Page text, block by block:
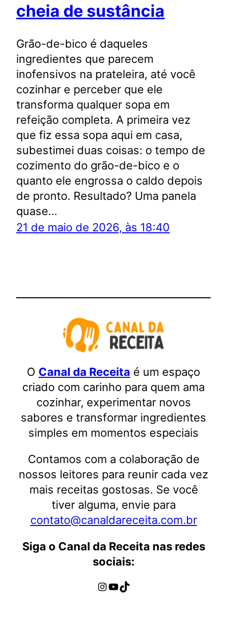
cheia de sustância
Grão-de-bico é daqueles
ingredientes que parecem
inofensivos na prateleira, até você
cozinhar e perceber que ele
transforma qualquer sopa em
refeição completa. A primeira vez
que fiz essa sopa aqui em casa,
subestimei duas coisas: o tempo de
cozimento do grão-de-bico e o
quanto ele engrossa o caldo depois
de pronto. Resultado? Uma panela
quase…
21 de maio de 2026, às 18:40
O Canal da Receita é um espaço
criado com carinho para quem ama
cozinhar, experimentar novos
sabores e transformar ingredientes
simples em momentos especiais
Contamos com a colaboração de
nossos leitores para reunir cada vez
mais receitas gostosas. Se você
tiver alguma, envie para
contato@canaldareceita.com.br
Siga o Canal da Receita nas redes
sociais:
Instagram
Youtube
TikTok